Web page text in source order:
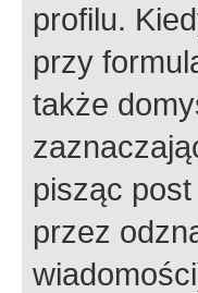
profilu.
przy
także
pisząc
przez